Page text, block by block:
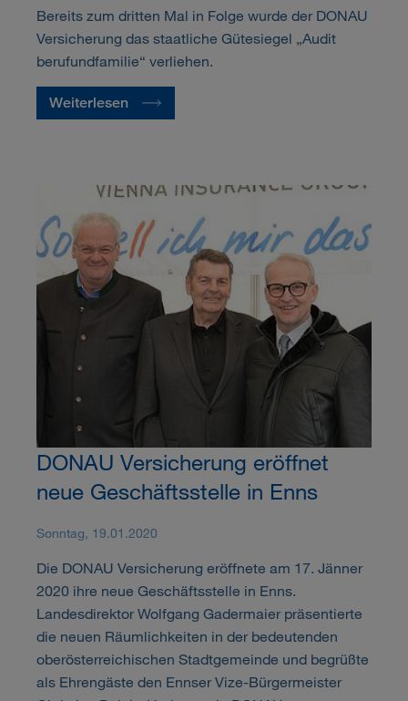
Bereits zum dritten Mal in Folge wurde der DONAU
Versicherung das staatliche Gütesiegel „Audit
berufundfamilie“ verliehen.
Weiterlesen
DONAU Versicherung eröffnet
neue Geschäftsstelle in Enns
Sonntag, 19.01.2020
Die DONAU Versicherung eröffnete am 17. Jänner
2020 ihre neue Geschäftsstelle in Enns.
Landesdirektor Wolfgang Gadermaier präsentierte
die neuen Räumlichkeiten in der bedeutenden
oberösterreichischen Stadtgemeinde und begrüßte
als Ehrengäste den Ennser Vize-Bürgermeister